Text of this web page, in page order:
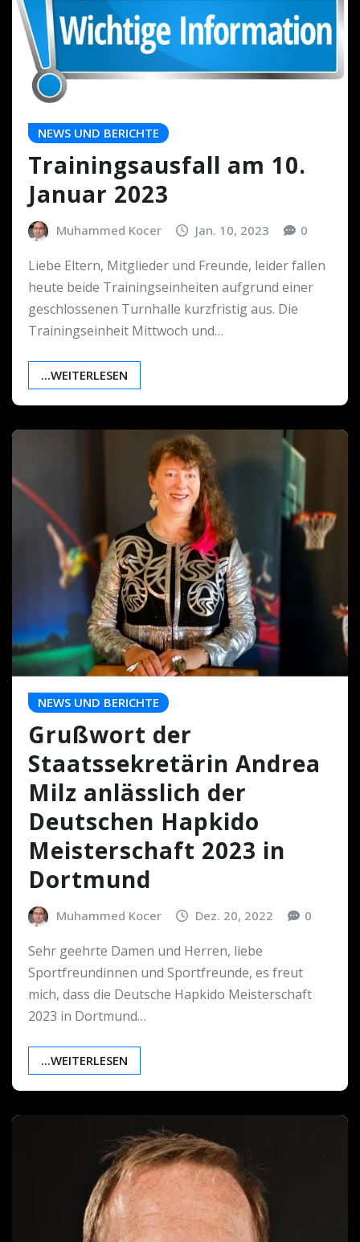
NEWS UND BERICHTE
Trainingsausfall am 10.
Januar 2023
Muhammed Kocer Jan. 10, 2023 0
Liebe Eltern, Mitglieder und Freunde, leider fallen
heute beide Trainingseinheiten aufgrund einer
geschlossenen Turnhalle kurzfristig aus. Die
Trainingseinheit Mittwoch und…
...WEITERLESEN
NEWS UND BERICHTE
Grußwort der
Staatssekretärin Andrea
Milz anlässlich der
Deutschen Hapkido
Meisterschaft 2023 in
Dortmund
Muhammed Kocer Dez. 20, 2022 0
Sehr geehrte Damen und Herren, liebe
Sportfreundinnen und Sportfreunde, es freut
mich, dass die Deutsche Hapkido Meisterschaft
2023 in Dortmund…
...WEITERLESEN